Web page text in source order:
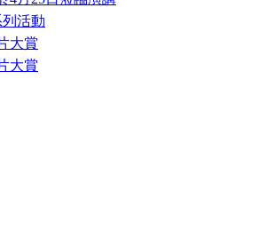
列活動
大賞
大賞